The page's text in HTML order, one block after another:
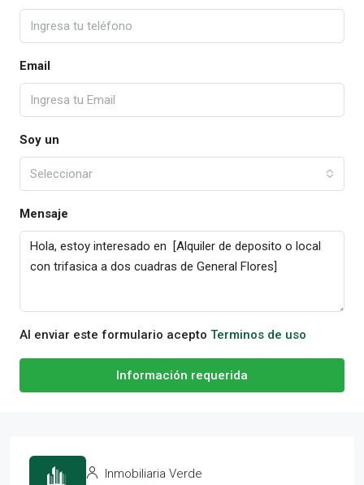
Email
Soy un
Seleccionar
Mensaje
Al enviar este formulario acepto Terminos de uso
Información requerida
Inmobiliaria Verde